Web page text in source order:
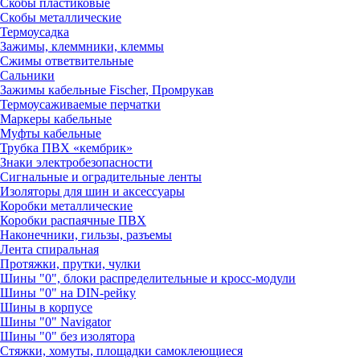
Скобы пластиковые
Скобы металлические
Термоусадка
Зажимы, клеммники, клеммы
Сжимы ответвительные
Сальники
Зажимы кабельные Fischer, Промрукав
Термоусаживаемые перчатки
Маркеры кабельные
Муфты кабельные
Трубка ПВХ «кембрик»
Знаки электробезопасности
Сигнальные и оградительные ленты
Изоляторы для шин и аксессуары
Коробки металлические
Коробки распаячные ПВХ
Наконечники, гильзы, разъемы
Лента спиральная
Протяжки, прутки, чулки
Шины "0", блоки распределительные и кросс-модули
Шины "0" на DIN-рейку
Шины в корпусе
Шины "0" Navigator
Шины "0" без изолятора
Стяжки, хомуты, площадки самоклеющиеся